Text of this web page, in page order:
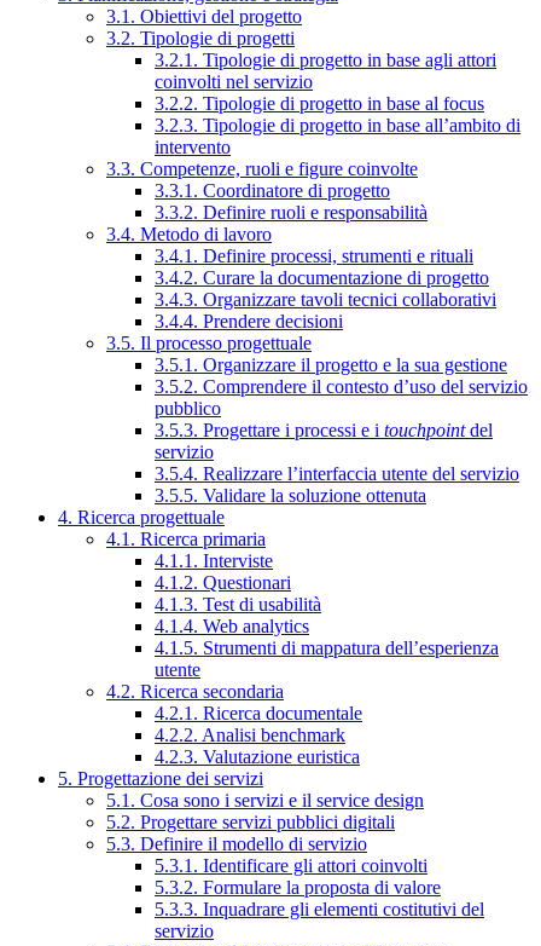
3.1. Obiettivi del progetto
3.2. Tipologie di progetti
3.2.1. Tipologie di progetto in base agli attori
coinvolti nel servizio
3.2.2. Tipologie di progetto in base al focus
3.2.3. Tipologie di progetto in base all’ambito di
intervento
3.3. Competenze, ruoli e figure coinvolte
3.3.1. Coordinatore di progetto
3.3.2. Definire ruoli e responsabilità
3.4. Metodo di lavoro
3.4.1. Definire processi, strumenti e rituali
3.4.2. Curare la documentazione di progetto
3.4.3. Organizzare tavoli tecnici collaborativi
3.4.4. Prendere decisioni
3.5. Il processo progettuale
3.5.1. Organizzare il progetto e la sua gestione
3.5.2. Comprendere il contesto d’uso del servizio
pubblico
3.5.3. Progettare i processi e i touchpointdel
servizio
3.5.4. Realizzare l’interfaccia utente del servizio
3.5.5. Validare la soluzione ottenuta
4. Ricerca progettuale
4.1. Ricerca primaria
4.1.1. Interviste
4.1.2. Questionari
4.1.3. Test di usabilità
4.1.4. Web analytics
4.1.5. Strumenti di mappatura dell’esperienza
utente
4.2. Ricerca secondaria
4.2.1. Ricerca documentale
4.2.2. Analisi benchmark
4.2.3. Valutazione euristica
5. Progettazione dei servizi
5.1. Cosa sono i servizi e il service design
5.2. Progettare servizi pubblici digitali
5.3. Definire il modello di servizio
5.3.1. Identificare gli attori coinvolti
5.3.2. Formulare la proposta di valore
5.3.3. Inquadrare gli elementi costitutivi del
servizio